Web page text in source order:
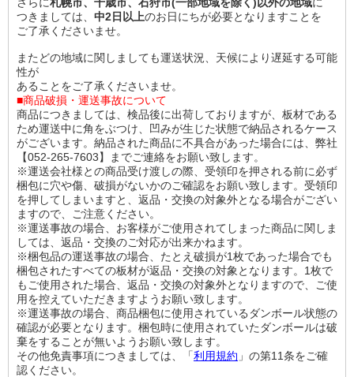
つきましては、 中2日以上のお日にちが必要となりますことを
ご了承くださいませ。
またどの地域に関しましても運送状況、天候により遅延する可能
性が
あることをご了承くださいませ。
■商品破損・運送事故について
商品につきましては、検品後に出荷しておりますが、板材である
ため運送中に角をぶつけ、凹みが生じた状態で納品されるケース
がございます。納品された商品に不具合があった場合には、弊社
【052-265-7603】までご連絡をお願い致します。
※運送会社様との商品受け渡しの際、受領印を押される前に必ず
梱包に穴や傷、破損がないかのご確認をお願い致します。受領印
を押してしまいますと、返品・交換の対象外となる場合がござい
ますので、ご注意ください。
※運送事故の場合、お客様がご使用されてしまった商品に関しま
しては、返品・交換のご対応が出来かねます。
※梱包品の運送事故の場合、たとえ破損が1枚であった場合でも
梱包されたすべての板材が返品・交換の対象となります。1枚で
もご使用された場合、返品・交換の対象外となりますので、ご使
用を控えていただきますようお願い致します。
※運送事故の場合、商品梱包に使用されているダンボール状態の
確認が必要となります。梱包時に使用されていたダンボールは破
棄をすることが無いようお願い致します。
その他免責事項につきましては、「利用規約 」の第11条をご確
認ください。